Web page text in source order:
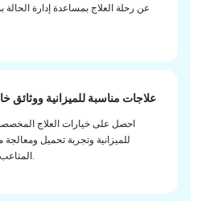
عن رحلة العلاج بمساعدة إدارة الحالة
علاجات مناسبة للميزانية ووثائق
احصل على خيارات العلاج
للميزانية وتجربة تحميل
المتاعب من خلال التطبيق.